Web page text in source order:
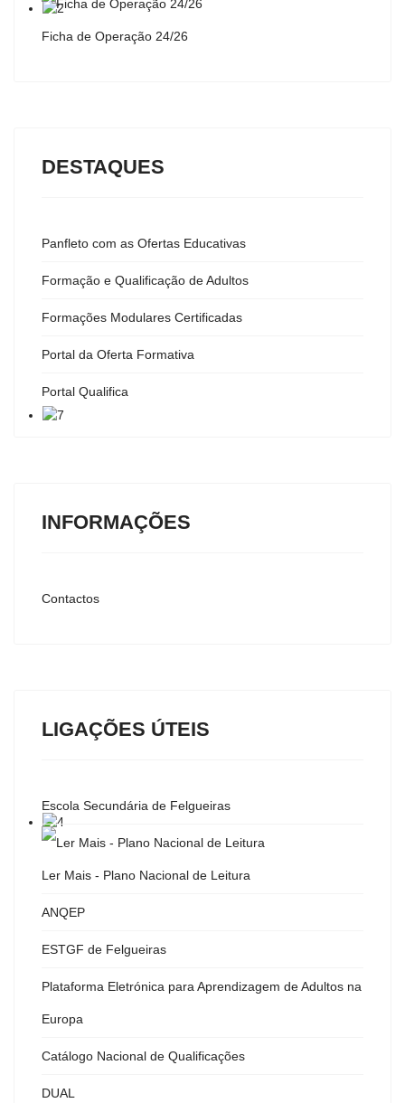
Ficha de Operação 24/26
DESTAQUES
Panfleto com as Ofertas Educativas
Formação e Qualificação de Adultos
Formações Modulares Certificadas
Portal da Oferta Formativa
Portal Qualifica
INFORMAÇÕES
Contactos
LIGAÇÕES ÚTEIS
Escola Secundária de Felgueiras
Ler Mais - Plano Nacional de Leitura
ANQEP
ESTGF de Felgueiras
Plataforma Eletrónica para Aprendizagem de Adultos na
Europa
Catálogo Nacional de Qualificações
DUAL